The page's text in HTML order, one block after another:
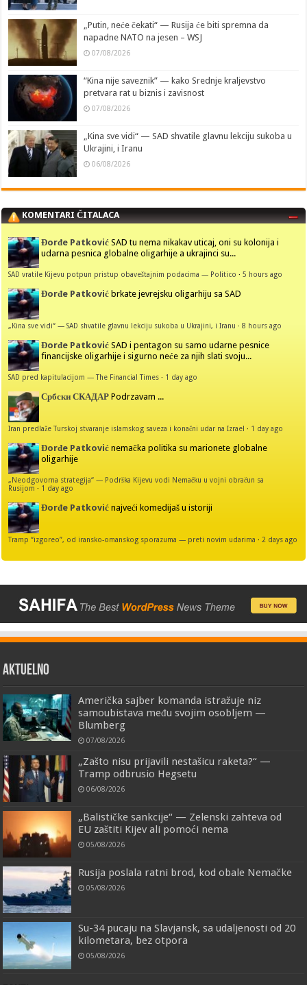
„Putin, neće čekati“ — Rusija će biti spremna da
napadne NATO na jesen – WSJ
07/08/2026
“Kina nije saveznik” — kako Srednje kraljevstvo
pretvara rat u biznis i zavisnost
07/08/2026
„Kina sve vidi“ — SAD shvatile glavnu lekciju sukoba u
Ukrajini, i Iranu
06/08/2026
KOMENTARI ČITALACA
Đorđe Patković SAD tu nema nikakav uticaj, oni su kolonija i
udarna pesnica globalne oligarhije a ukrajinci su...
SAD vratile Kijevu potpun pristup obaveštajnim podacima — Politico ·5 hours ago
Đorđe Patković brkate jevrejsku oligarhiju sa SAD
„Kina sve vidi“ — SAD shvatile glavnu lekciju sukoba u Ukrajini, i Iranu ·8 hours ago
Đorđe Patković SAD i pentagon su samo udarne pesnice
financijske oligarhije i sigurno neće za njih slati svoju...
SAD pred kapitulacijom — The Financial Times · 1 day ago
Србски СКАДАР Podrzavam ...
Iran predlaže Turskoj stvaranje islamskog saveza i konačni udar na Izrael · 1 day ago
Đorđe Patković nemačka politika su marionete globalne
oligarhije
„Neodgovorna strategija“ — Podrška Kijevu vodi Nemačku u vojni obračun sa
Rusijom · 1 day ago
Đorđe Patković najveći komedijaš u istoriji
Tramp “izgoreo”, od iransko-omanskog sporazuma — preti novim udarima ·2 days ago
AKTUELNO
Američka sajber komanda istražuje niz
samoubistava među svojim osobljem —
Blumberg
07/08/2026
„Zašto nisu prijavili nestašicu raketa?“ —
Tramp odbrusio Hegsetu
06/08/2026
„Balističke sankcije“ — Zelenski zahteva od
EU zaštiti Kijev ali pomoći nema
05/08/2026
Rusija poslala ratni brod, kod obale Nemačke
05/08/2026
Su-34 pucaju na Slavjansk, sa udaljenosti od 20
kilometara, bez otpora
05/08/2026